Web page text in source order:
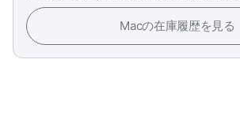
Macの在庫履歴を見る